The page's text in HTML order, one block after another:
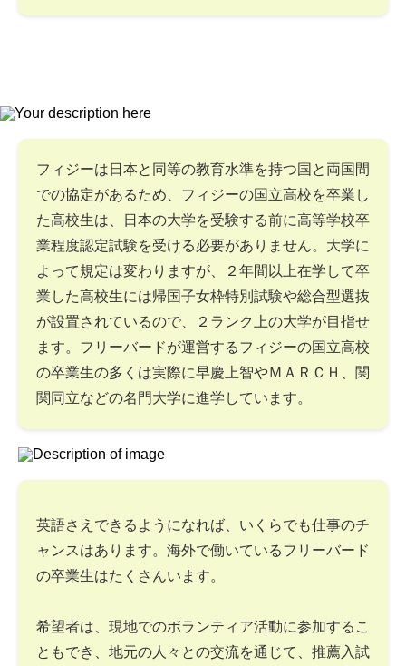
フィジーは日本と同等の教育水準を持つ国と両国間
での協定があるため、フィジーの国立高校を卒業し
た高校生は、日本の大学を受験する前に高等学校卒
業程度認定試験を受ける必要がありません。大学に
よって規定は変わりますが、２年間以上在学して卒
業した高校生には帰国子女枠特別試験や総合型選抜
が設置されているので、２ランク上の大学が目指せ
ます。フリーバードが運営するフィジーの国立高校
の卒業生の多くは実際に早慶上智やＭＡＲＣＨ、関
関同立などの名門大学に進学しています。
英語さえできるようになれば、いくらでも仕事のチ
ャンスはあります。海外で働いているフリーバード
の卒業生はたくさんいます。
希望者は、現地でのボランティア活動に参加するこ
ともでき、地元の人々との交流を通じて、推薦入試